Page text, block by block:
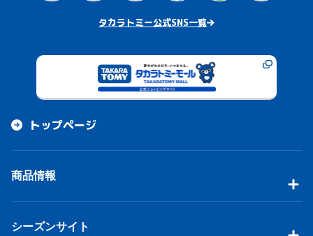
タカラトミー公式SNS一覧
トップページ
商品情報
シーズンサイト